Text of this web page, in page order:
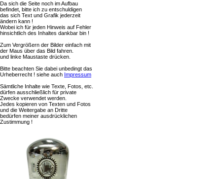
Da sich die Seite noch im Aufbau
befindet, bitte ich zu entschuldigen
das sich Text und Grafik jederzeit
ändern kann !
Wobei ich für jeden Hinweis auf Fehler
hinsichtlich des Inhaltes dankbar bin !
Zum Vergrößern der Bilder einfach mit
der Maus über das Bild fahren.
und linke Maustaste drücken.
Bitte beachten Sie dabei unbedingt das
Urheberrecht ! siehe auch Impressum
Sämtliche Inhalte wie Texte, Fotos, etc.
dürfen ausschließlich für private
Zwecke verwendet werden.
Jedes kopieren von Texten und Fotos
und die Weitergabe an Dritte
bedürfen meiner ausdrücklichen
Zustimmung !